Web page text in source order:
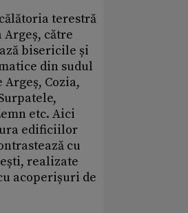
terestră
Argeș, către
bisericile și
din sudul
Cozia,
etc. Aici
edificiilor
cu
realizate
acoperișuri de